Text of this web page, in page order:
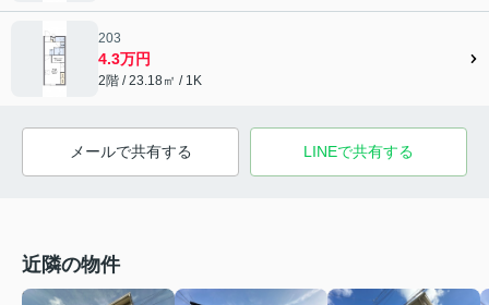
203
4.3万円
2階 / 23.18㎡ / 1K
メールで共有する LINEで共有する
近隣の物件